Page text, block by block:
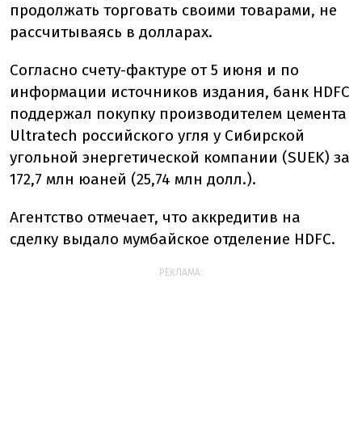
продолжать торговать своими товарами, не
рассчитываясь в долларах.
Согласно счету-фактуре от 5 июня и по
информации источников издания, банк HDFC
поддержал покупку производителем цемента
Ultratech российского угля у Сибирской
угольной энергетической компании (SUEK) за
172,7 млн ​​юаней (25,74 млн долл.).
Агентство отмечает, что аккредитив на
сделку выдало мумбайское отделение HDFC.
РЕКЛАМА: